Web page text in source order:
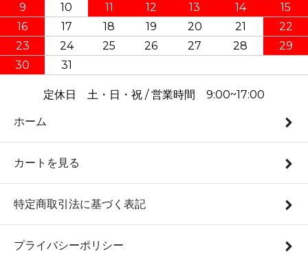
9
10 11 12 13 14
15
16
17 18 19 20 21
22
23
24 25 26 27 28
29
30
31
定休日 土・日・祝 / 営業時間 9:00~17:00
ホーム
カートを見る
特定商取引法に基づく表記
プライバシーポリシー